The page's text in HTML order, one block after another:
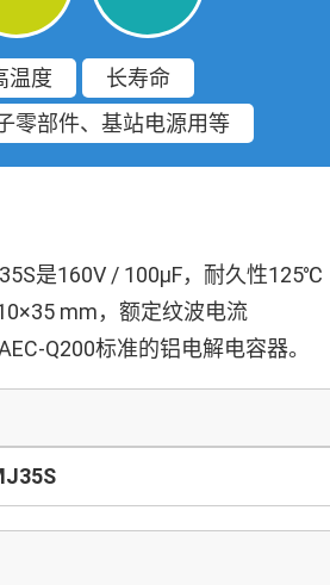
温度
长寿命
零部件、基站电源用等
是160V / 100µF，耐久性125℃
mm，额定纹波电流
Q200标准的铝电解电容器。